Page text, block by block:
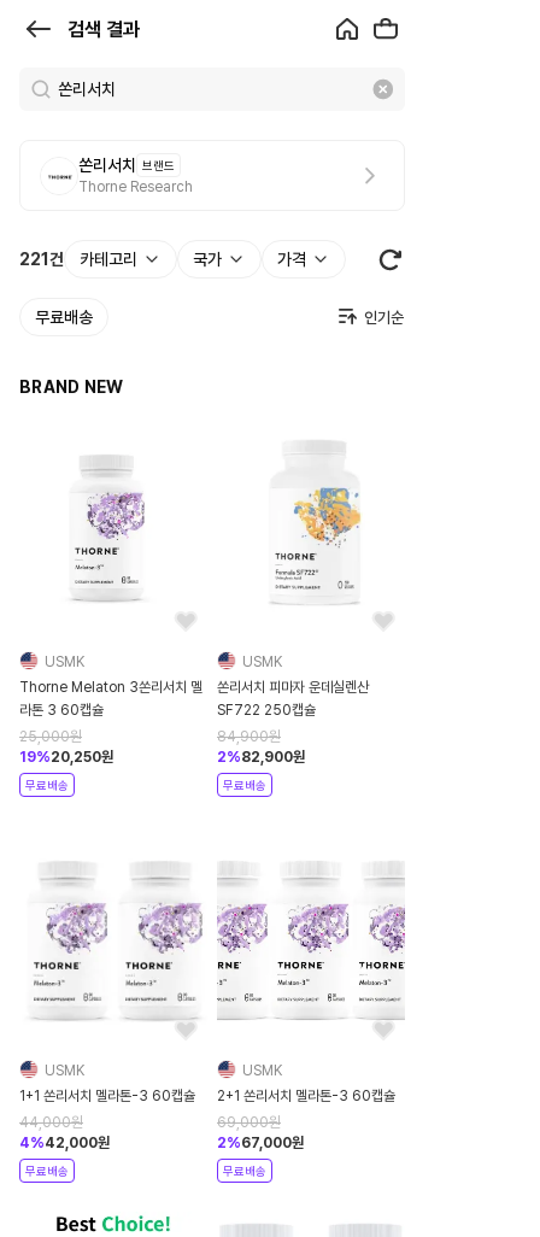
검색 결과
로
쏜리서치 브랜드
Thorne Research
221 건 카테고리 국가 가격
무료배송
BRAND NEW
USMK
Thorne Melaton 3쏜리서치 멜
라톤 3 60캡슐
25,000원
19%20,250원
무료배송
USMK
쏜리서치 피마자 운데실렌산
SF722 250캡슐
84,900원
2%82,900원
무료배송
USMK
1+1 쏜리서치 멜라톤-3 60캡슐
44,000원
4%42,000원
무료배송
USMK
2+1 쏜리서치 멜라톤-3 60캡슐
69,000원
2%67,000원
무료배송